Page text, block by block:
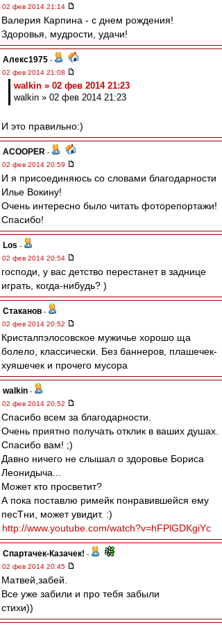
02 фев 2014 21:14
Валерия Карпина - с днем рождения!
Здоровья, мудрости, удачи!
Алекс1975 -
02 фев 2014 21:08
walkin » 02 фев 2014 21:23
walkin » 02 фев 2014 21:23
И это правильно:)
ACOOPER -
02 фев 2014 20:59
И я присоединяюсь со словами благодарности
Илье Вокину!
Очень интересно было читать фоторепортажи!
Спасибо!
Los -
02 фев 2014 20:54
господи, у вас детство перестанет в заднице
играть, когда-нибудь? )
Cтаканов -
02 фев 2014 20:52
Кристалпэлосовское мужичье хорошо ща
болело, классически. Без баннеров, плашечек-
хуяшечек и прочего мусора
walkin -
02 фев 2014 20:52
Спасибо всем за благодарности.
Очень приятно получать отклик в ваших душах.
Спасибо вам! ;)
Давно ничего не слышал о здоровье Бориса
Леонидыча...
Может кто просветит?
А пока поставлю римейк понравившейся ему
песТни, может увидит. :)
http://www.youtube.com/watch?v=hFPlGDKgiYc
Спартачек-Казачек! -
02 фев 2014 20:45
Матвей,забей.
Все уже забили и про тебя забыли
стихи))